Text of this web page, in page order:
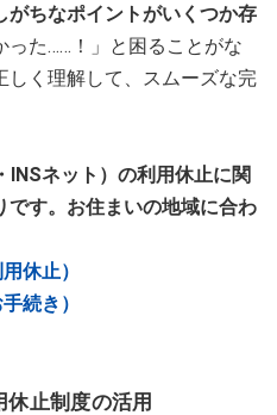
がちなポイントがいくつか存
った……！」と困ることがな
しく理解して、スムーズな完
ネット）の利用休止に関
です。お住まいの地域に合わ
休止）
続き）
休止制度の活用